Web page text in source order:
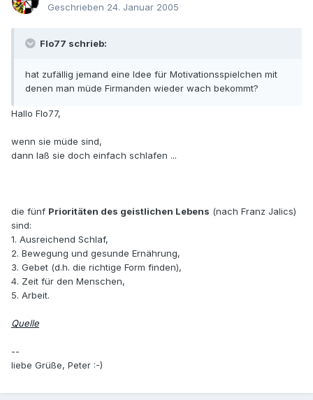
Geschrieben 24. Januar 2005
Flo77 schrieb:
hat zufällig jemand eine Idee für Motivationsspielchen mit
denen man müde Firmanden wieder wach bekommt?
Hallo Flo77,
wenn sie müde sind,
dann laß sie doch einfach schlafen ...
die fünf Prioritäten des geistlichen Lebens (nach Franz Jalics)
sind:
1. Ausreichend Schlaf,
2. Bewegung und gesunde Ernährung,
3. Gebet (d.h. die richtige Form finden),
4. Zeit für den Menschen,
5. Arbeit.
Quelle
--
liebe Grüße, Peter :-)